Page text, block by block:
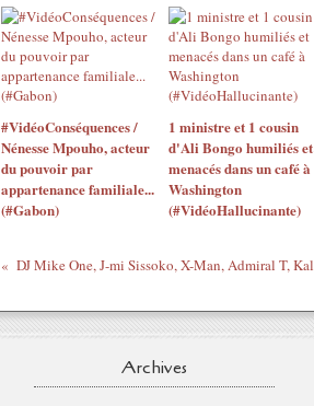
#VidéoConséquences /
Nénesse Mpouho, acteur
du pouvoir par
appartenance familiale...
(#Gabon)
1 ministre et 1 cousin
d'Ali Bongo humiliés et
menacés dans un café à
Washington
(#VidéoHallucinante)
Archives